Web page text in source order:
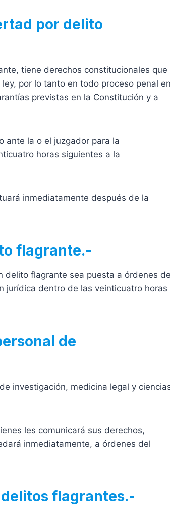
por delito
tiene derechos constitucionales que
por lo tanto en todo proceso penal
previstas en la Constitución y a
ante la o el juzgador para la
horas siguientes a la
inmediatamente después de la
flagrante.-
delito flagrante sea puesta a órdenes
jurídica dentro de las veinticuatro horas
de
investigación, medicina legal y
les comunicará sus derechos,
inmediatamente, a órdenes del
flagrantes.-